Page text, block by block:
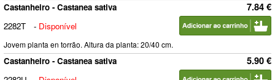
7.84 €
Castanheiro - Castanea sativa
2282T
- Disponível
Jovem planta en torrão. Altura da planta: 20/40 cm.
5.90 €
Castanheiro - Castanea sativa